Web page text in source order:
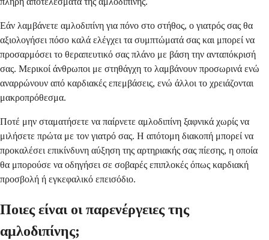
Εάν λαμβάνετε αμλοδιπίνη για πόνο στο στήθος, ο γιατρός σας θα
αξιολογήσει πόσο καλά ελέγχει τα συμπτώματά σας και μπορεί να
προσαρμόσει το θεραπευτικό σας πλάνο με βάση την ανταπόκρισή
σας. Μερικοί άνθρωποι με στηθάγχη το λαμβάνουν προσωρινά ενώ
αναρρώνουν από καρδιακές επεμβάσεις, ενώ άλλοι το χρειάζονται
μακροπρόθεσμα.
Ποτέ μην σταματήσετε να παίρνετε αμλοδιπίνη ξαφνικά χωρίς να
μιλήσετε πρώτα με τον γιατρό σας. Η απότομη διακοπή μπορεί να
προκαλέσει επικίνδυνη αύξηση της αρτηριακής σας πίεσης, η οποία
θα μπορούσε να οδηγήσει σε σοβαρές επιπλοκές όπως καρδιακή
προσβολή ή εγκεφαλικό επεισόδιο.
Ποιες είναι οι παρενέργειες της
αμλοδιπίνης;